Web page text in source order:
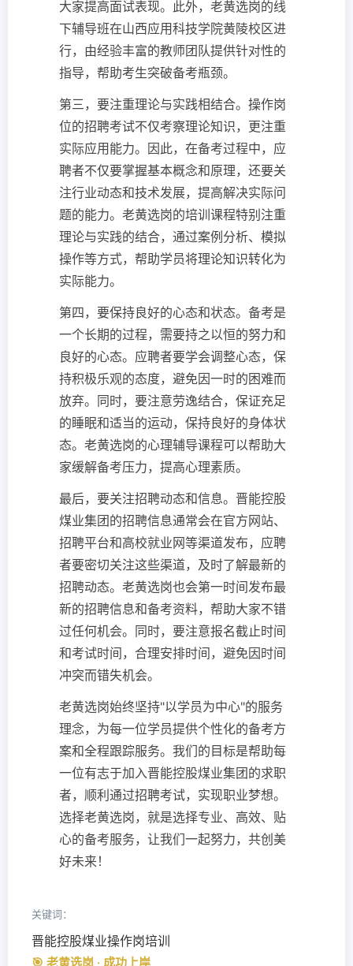
大家提高面试表现。此外，老黄选岗的线
下辅导班在山西应用科技学院黄陵校区进
行，由经验丰富的教师团队提供针对性的
指导，帮助考生突破备考瓶颈。
第三，要注重理论与实践相结合。操作岗
位的招聘考试不仅考察理论知识，更注重
实际应用能力。因此，在备考过程中，应
聘者不仅要掌握基本概念和原理，还要关
注行业动态和技术发展，提高解决实际问
题的能力。老黄选岗的培训课程特别注重
理论与实践的结合，通过案例分析、模拟
操作等方式，帮助学员将理论知识转化为
实际能力。
第四，要保持良好的心态和状态。备考是
一个长期的过程，需要持之以恒的努力和
良好的心态。应聘者要学会调整心态，保
持积极乐观的态度，避免因一时的困难而
放弃。同时，要注意劳逸结合，保证充足
的睡眠和适当的运动，保持良好的身体状
态。老黄选岗的心理辅导课程可以帮助大
家缓解备考压力，提高心理素质。
最后，要关注招聘动态和信息。晋能控股
煤业集团的招聘信息通常会在官方网站、
招聘平台和高校就业网等渠道发布，应聘
者要密切关注这些渠道，及时了解最新的
招聘动态。老黄选岗也会第一时间发布最
新的招聘信息和备考资料，帮助大家不错
过任何机会。同时，要注意报名截止时间
和考试时间，合理安排时间，避免因时间
冲突而错失机会。
老黄选岗始终坚持"以学员为中心"的服务
理念，为每一位学员提供个性化的备考方
案和全程跟踪服务。我们的目标是帮助每
一位有志于加入晋能控股煤业集团的求职
者，顺利通过招聘考试，实现职业梦想。
选择老黄选岗，就是选择专业、高效、贴
心的备考服务，让我们一起努力，共创美
好未来！
关键词：
晋能控股煤业操作岗培训
🎯 老黄选岗 · 成功上岸